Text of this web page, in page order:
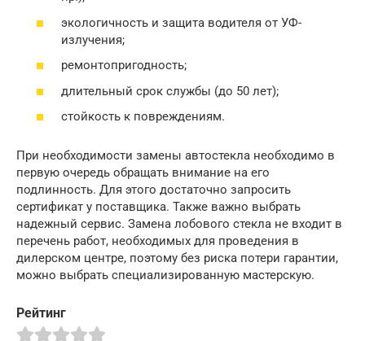
экологичность и защита водителя от УФ-
излучения;
ремонтопригодность;
длительный срок службы (до 50 лет);
стойкость к повреждениям.
При необходимости замены автостекла необходимо в
первую очередь обращать внимание на его
подлинность. Для этого достаточно запросить
сертификат у поставщика. Также важно выбрать
надежный сервис. Замена лобового стекла не входит в
перечень работ, необходимых для проведения в
дилерском центре, поэтому без риска потери гарантии,
можно выбрать специализированную мастерскую.
Рейтинг